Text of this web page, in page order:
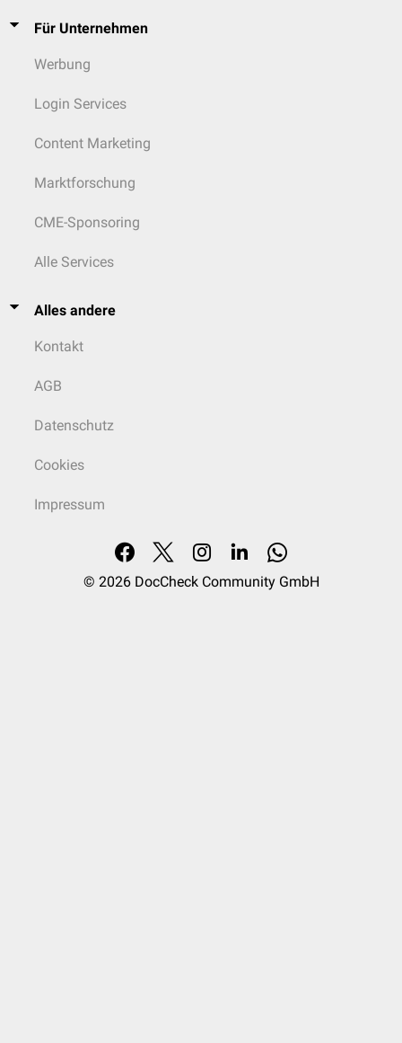
Für Unternehmen
Werbung
Login Services
Content Marketing
Marktforschung
CME-Sponsoring
Alle Services
Alles andere
Kontakt
AGB
Datenschutz
Cookies
Impressum
© 2026 DocCheck Community GmbH